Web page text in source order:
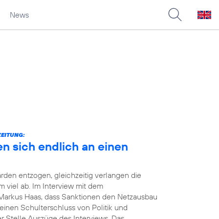
News
sich endlich an einen
entzogen, gleichzeitig verlangen die
viel ab. Im Interview mit dem
Haas, dass Sanktionen den Netzausbau
Schulterschluss von Politik und